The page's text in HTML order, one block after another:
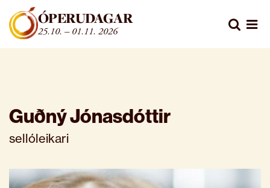
Fara beint í efni
ÓPERUDAGAR
25.10. – 01.11. 2026
Leita
Guðný Jónasdóttir
sellóleikari